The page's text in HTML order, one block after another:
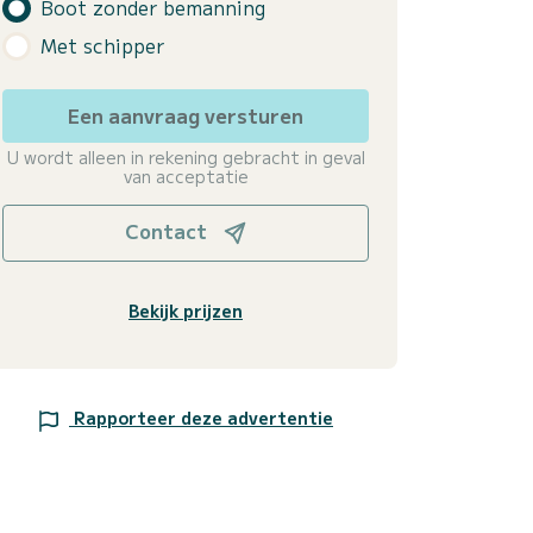
Boot zonder bemanning
Met schipper
Een aanvraag versturen
U wordt alleen in rekening gebracht in geval
van acceptatie
Contact
Bekijk prijzen
Rapporteer deze advertentie